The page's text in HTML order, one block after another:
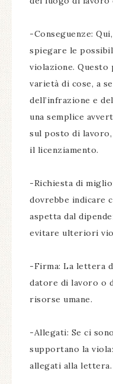
-Conseguenze:
spiegare le
violazione. Questo
varietà di cose, a
dell’infrazione e
una semplice
sul posto di
il licenziamento.
-Richiesta di
dovrebbe indicare
aspetta dal
evitare ulteriori
-Firma: La lettera
datore di lavoro o
risorse umane.
-Allegati: Se ci
supportano la
allegati alla lettera.